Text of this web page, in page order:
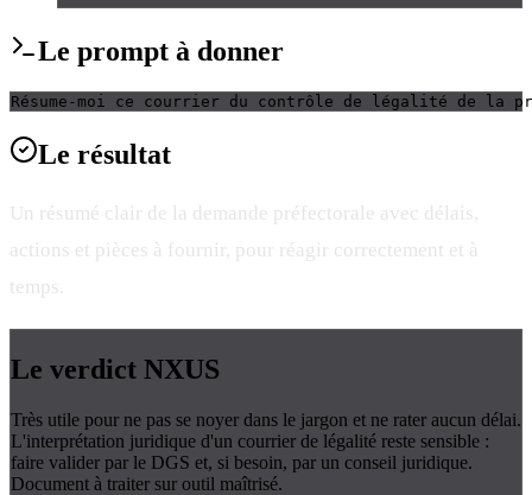
Le prompt à donner
Résume-moi ce courrier du contrôle de légalité de
Le résultat
Un résumé clair de la demande préfectorale avec délais,
actions et pièces à fournir, pour réagir correctement et à
temps.
Le verdict NXUS
Très utile pour ne pas se noyer dans le jargon et ne rater aucun délai.
L'interprétation juridique d'un courrier de légalité reste sensible :
faire valider par le DGS et, si besoin, par un conseil juridique.
Document à traiter sur outil maîtrisé.